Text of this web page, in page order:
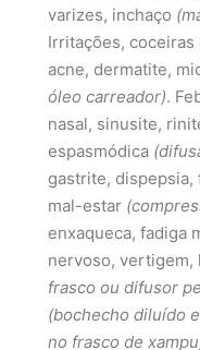
varizes, inchaço
Irritações, coceiras
acne, dermatite,
óleo carreador).
nasal, sinusite,
espasmódica
gastrite, dispepsia,
mal-estar
enxaqueca, fadiga
nervoso,
frasco ou difusor
(bochecho diluído
no frasco de